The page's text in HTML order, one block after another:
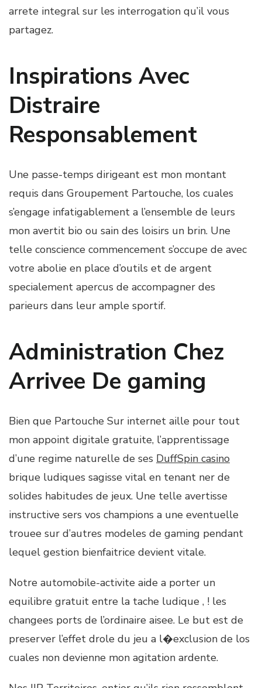
arrete integral sur les interrogation qu’il vous
partagez.
Inspirations Avec
Distraire
Responsablement
Une passe-temps dirigeant est mon montant
requis dans Groupement Partouche, los cuales
s’engage infatigablement a l’ensemble de leurs
mon avertit bio ou sain des loisirs un brin. Une
telle conscience commencement s’occupe de avec
votre abolie en place d’outils et de argent
specialement apercus de accompagner des
parieurs dans leur ample sportif.
Administration Chez
Arrivee De gaming
Bien que Partouche Sur internet aille pour tout
mon appoint digitale gratuite, l’apprentissage
d’une regime naturelle de ses DuffSpin casino
brique ludiques sagisse vital en tenant ner de
solides habitudes de jeux. Une telle avertisse
instructive sers vos champions a une eventuelle
trouee sur d’autres modeles de gaming pendant
lequel gestion bienfaitrice devient vitale.
Notre automobile-activite aide a porter un
equilibre gratuit entre la tache ludique , ! les
changees ports de l’ordinaire aisee. Le but est de
preserver l’effet drole du jeu a l�exclusion de los
cuales non devienne mon agitation ardente.